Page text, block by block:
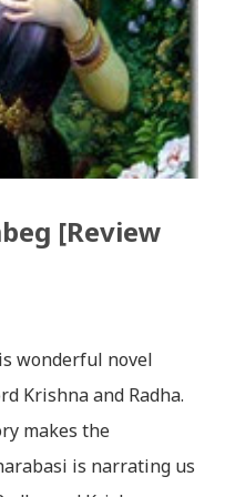
bhaktaraj acharya
के गर्यो मलाई, भन्न
/ raato ra chandra
गायक: फत्तेमान, संगीत:
एउटै ताल / saya thari
[Review
wonderful novel
Krishna and Radha.
makes the
is narrating us